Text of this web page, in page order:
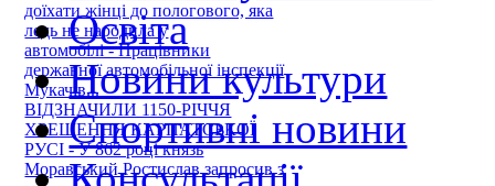
доїхати жінці до пологового, яка
ледь не народила у
автомобілі - Працівники
державної автомобільної інспекції
Мукачів...
ВІДЗНАЧИЛИ 1150-РІЧЧЯ
ХРЕЩЕННЯ КАРПАТСЬКОЇ
РУСІ - У 862 році князь
Моравський Ростислав запросив з
Освіта
Новини культури
Спортивні новини